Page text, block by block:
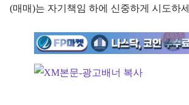
(매매)는 자기책임 하에 신중하게 시도하